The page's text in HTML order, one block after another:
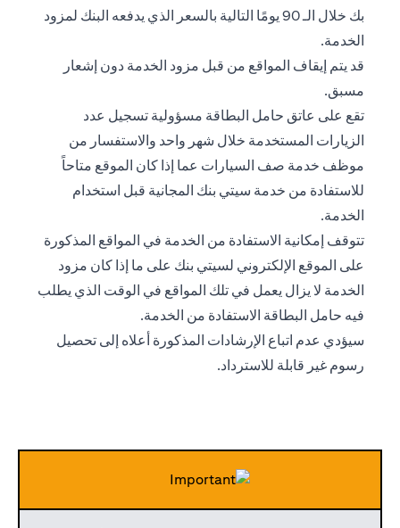
بك خلال الـ 90 يومًا التالية بالسعر الذي يدفعه البنك لمزود
الخدمة.
قد يتم إيقاف المواقع من قبل مزود الخدمة دون إشعار
مسبق.
تقع على عاتق حامل البطاقة مسؤولية تسجيل عدد
الزيارات المستخدمة خلال شهر واحد والاستفسار من
موظف خدمة صف السيارات عما إذا كان الموقع متاحاً
للاستفادة من خدمة سيتي بنك المجانية قبل استخدام
الخدمة.
تتوقف إمكانية الاستفادة من الخدمة في المواقع المذكورة
على الموقع الإلكتروني لسيتي بنك على ما إذا كان مزود
الخدمة لا يزال يعمل في تلك المواقع في الوقت الذي يطلب
فيه حامل البطاقة الاستفادة من الخدمة.
سيؤدي عدم اتباع الإرشادات المذكورة أعلاه إلى تحصيل
رسوم غير قابلة للاسترداد.